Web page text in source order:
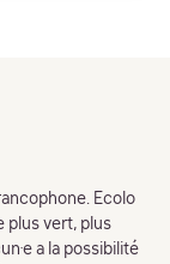
Ecolo
plus vert, plus
a la possibilité